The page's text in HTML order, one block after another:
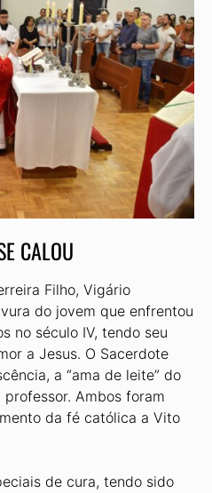
CALOU
Filho, Vigário
do jovem que enfrentou
no século IV, tendo seu
a Jesus. O Sacerdote
a “ama de leite” do
Ambos foram
da fé católica a Vito
de cura, tendo sido